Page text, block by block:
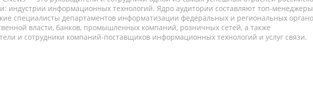
индустрии информационных технологий. Ядро аудитории составляют топ-
специалисты департаментов информатизации федеральных и региональных
власти, банков, промышленных компаний, розничных сетей, а также
и сотрудники компаний-поставщиков информационных технологий и услуг связи.